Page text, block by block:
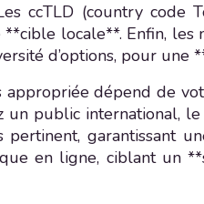
ccTLD (country code
locale**. Enfin,
d’options, pour une
appropriée dépend de
un public international,
garantissant
en ligne, ciblant un